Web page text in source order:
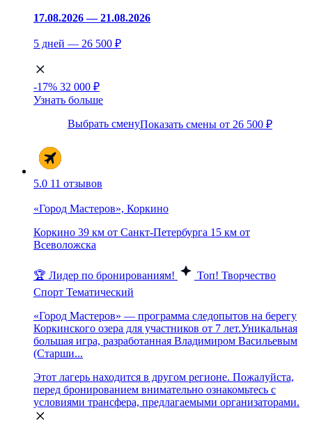
17.08.2026 — 21.08.2026
5 дней — 26 500 ₽
-17% 32 000 ₽
Узнать больше
Выбрать сменуПоказать смены от 26 500 ₽
5.0 11 отзывов
«Город Мастеров», Коркино
Коркино 39 км от Санкт-Петербурга 15 км от
Всеволожска
🏆 Лидер по бронированиям! Топ! Творчество
Спорт Тематический
«Город Мастеров» — программа следопытов на берегу
Коркинского озера для участников от 7 лет.Уникальная
большая игра, разработанная Владимиром Васильевым
(Старши...
Этот лагерь находится в другом регионе. Пожалуйста,
перед бронированием внимательно ознакомьтесь с
условиями трансфера, предлагаемыми организаторами.